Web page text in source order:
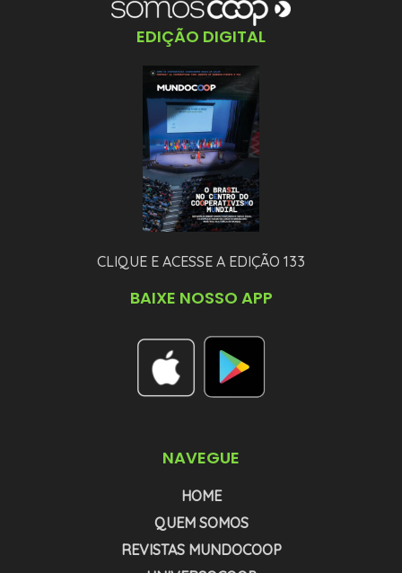
EDIÇÃO DIGITAL
CLIQUE E ACESSE A EDIÇÃO 133
BAIXE NOSSO APP
NAVEGUE
HOME
QUEM SOMOS
REVISTAS MUNDOCOOP